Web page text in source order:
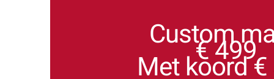
Custom
€ 499
Met koord